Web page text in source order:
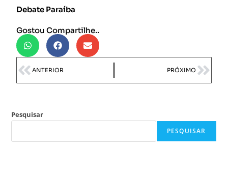
Debate Paraíba
Gostou Compartilhe..
ANTERIOR PRÓXIMO
Pesquisar
PESQUISAR